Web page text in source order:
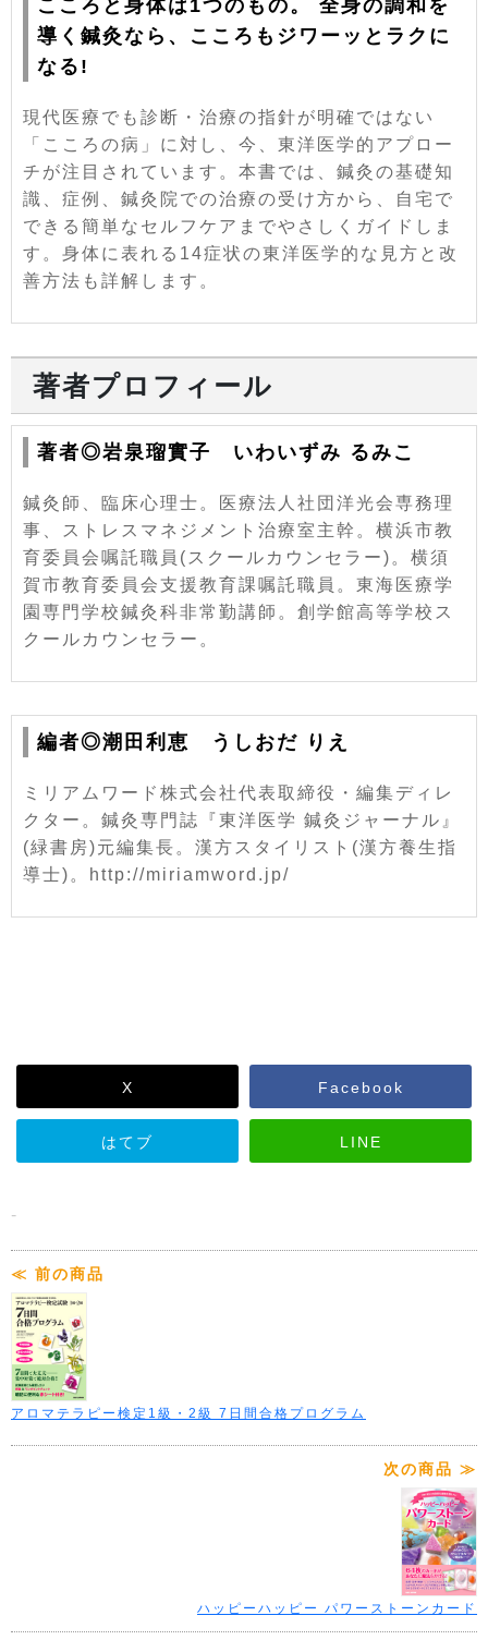
こころと身体は1つのもの。 全身の調和を
導く鍼灸なら、こころもジワーッとラクに
なる!
現代医療でも診断・治療の指針が明確ではない
「こころの病」に対し、今、東洋医学的アプロー
チが注目されています。本書では、鍼灸の基礎知
識、症例、鍼灸院での治療の受け方から、自宅で
できる簡単なセルフケアまでやさしくガイドしま
す。身体に表れる14症状の東洋医学的な見方と改
善方法も詳解します。
著者プロフィール
著者◎岩泉瑠實子 いわいずみ るみこ
鍼灸師、臨床心理士。医療法人社団洋光会専務理
事、ストレスマネジメント治療室主幹。横浜市教
育委員会嘱託職員(スクールカウンセラー)。横須
賀市教育委員会支援教育課嘱託職員。東海医療学
園専門学校鍼灸科非常勤講師。創学館高等学校ス
クールカウンセラー。
編者◎潮田利恵 うしおだ りえ
ミリアムワード株式会社代表取締役・編集ディレ
クター。鍼灸専門誌『東洋医学 鍼灸ジャーナル』
(緑書房)元編集長。漢方スタイリスト(漢方養生指
導士)。http://miriamword.jp/
X Facebook
はてブ LINE
-
≪ 前の商品
アロマテラピー検定1級・2級 7日間合格プログラム
次の商品 ≫
ハッピーハッピー パワーストーンカード